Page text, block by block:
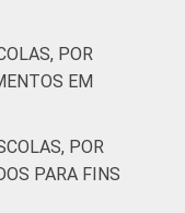
POR
EM
POR
PARA FINS